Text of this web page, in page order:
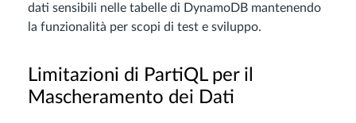
dati sensibili nelle tabelle di DynamoDB mantenendo
la funzionalità per scopi di test e sviluppo.
Limitazioni di PartiQL per il
Mascheramento dei Dati